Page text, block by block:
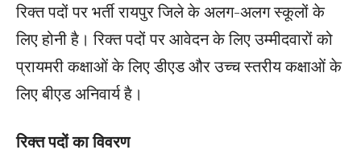
रिक्त पदों पर भर्ती रायपुर जिले के अलग-अलग स्कूलों के
लिए होनी है। रिक्त पदों पर आवेदन के लिए उम्मीदवारों को
प्रायमरी कक्षाओं के लिए डीएड और उच्च स्तरीय कक्षाओं के
लिए बीएड अनिवार्य है।
रिक्त पदों का विवरण